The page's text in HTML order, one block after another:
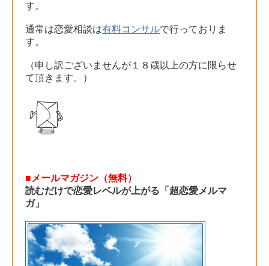
す。
通常は恋愛相談は有料コンサルで行っておりま
す。
（申し訳ございませんが１８歳以上の方に限らせ
て頂きます。）
■メールマガジン（無料）
読むだけで恋愛レベルが上がる「超恋愛メルマ
ガ」